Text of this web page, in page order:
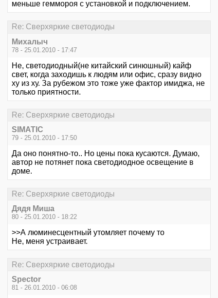
меньше геммороя с установкой и подключением.
Re: Сверхяркие светодиоды
Михалыч
78 - 25.01.2010 - 17:47
Не, светодиодный(не китайский синюшный) кайф
свет, когда заходишь к людям или офис, сразу видно
ху из ху. За рубежом это тоже уже фактор имиджа, не
только приятности.
Re: Сверхяркие светодиоды
SIMATIC
79 - 25.01.2010 - 17:50
Да оно понятно-то.. Но цены пока кусаются. Думаю,
автор не потянет пока светодиодное освещение в
доме.
Re: Сверхяркие светодиоды
Дядя Миша
80 - 25.01.2010 - 18:22
>>А люминесцентный утомляет почему то
Не, меня устраивает.
Re: Сверхяркие светодиоды
Spector
81 - 26.01.2010 - 06:08